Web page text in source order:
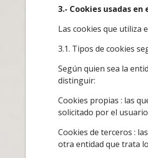
3.- Cookies usadas
Las cookies que utiliza
3.1. Tipos de cookies
Según quien sea la
distinguir:
Cookies propias : las
solicitado por el
Cookies de terceros :
otra entidad que trata